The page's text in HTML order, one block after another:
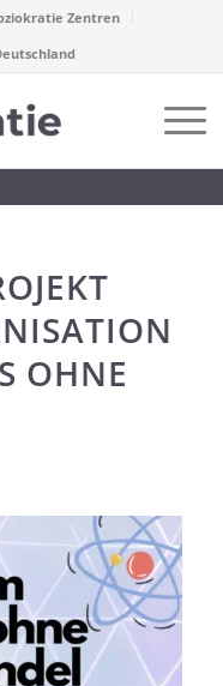
Zentren
OHNE